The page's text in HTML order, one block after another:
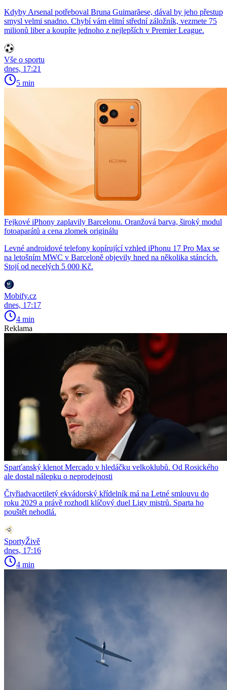
Kdyby Arsenal potřeboval Bruna Guimarãese, dával by jeho přestup
smysl velmi snadno. Chybí vám elitní střední záložník, vezmete 75
milionů liber a koupíte jednoho z nejlepších v Premier League.
Vše o sportu
dnes, 17:21
5 min
Fejkové iPhony zaplavily Barcelonu. Oranžová barva, široký modul
fotoaparátů a cena zlomek originálu
Levné androidové telefony kopírující vzhled iPhonu 17 Pro Max se
na letošním MWC v Barceloně objevily hned na několika stáncích.
Stojí od necelých 5 000 Kč.
Mobify.cz
dnes, 17:17
4 min
Reklama
Sparťanský klenot Mercado v hledáčku velkoklubů. Od Rosického
ale dostal nálepku o neprodejnosti
Čtyřiadvacetiletý ekvádorský křídelník má na Letné smlouvu do
roku 2029 a právě rozhodl klíčový duel Ligy mistrů. Sparta ho
pouštět nehodlá.
SportyŽivě
dnes, 17:16
4 min